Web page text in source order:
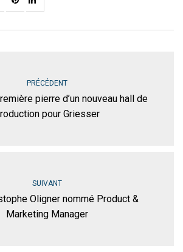
PRÉCÉDENT
pierre d’un nouveau hall de
pour Griesser
SUIVANT
Oligner nommé Product &
Marketing Manager